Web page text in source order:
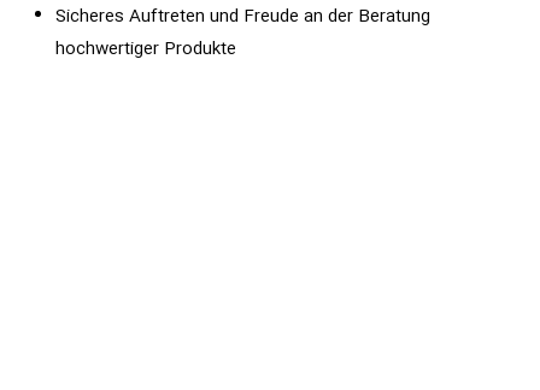
Sicheres Auftreten und Freude an der Beratung
hochwertiger Produkte